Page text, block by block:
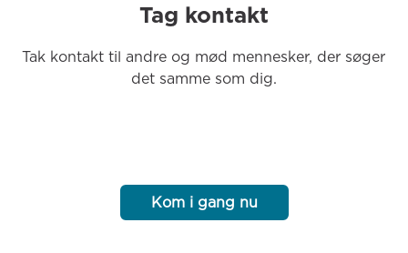
Tag kontakt
Tak kontakt til andre og mød mennesker, der søger
det samme som dig.
Kom i gang nu